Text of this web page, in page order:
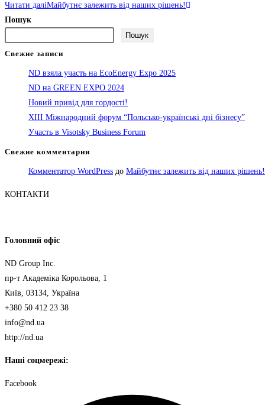
Читати даліМайбутнє залежить від наших рішень!
Пошук
Пошук
Свежие записи
ND взяла участь на EcoEnergy Expo 2025
ND на GREEN EXPO 2024
Новий привід для гордості!
XIII Міжнародний форум “Польсько-українські дні бізнесу”
Участь в Visotsky Business Forum
Свежие комментарии
Комментатор WordPress до Майбутнє залежить від наших рішень!
КОНТАКТИ
Головний офіс
ND Group Inc.
пр-т Академіка Корольова, 1
Київ, 03134, Україна
+380 50 412 23 38
info@nd.ua
http://nd.ua
Наші соцмережі:
Facebook